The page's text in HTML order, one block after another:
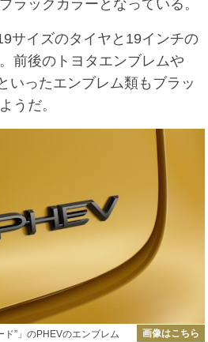
ラックカラーとなっている。
サイズのタイヤと19インチの
前後のトヨタエンブレムや
いったエンブレム類もブラッ
うだ。
ド”」のPHEVのエンブレム 画像はこちら